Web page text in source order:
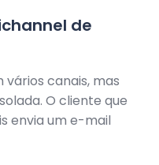
de
canais, mas
O cliente que
envia um e-mail